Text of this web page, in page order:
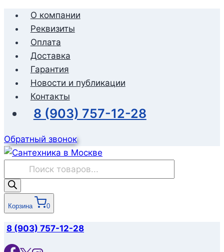
Перейти
содержимому
О компании
Реквизиты
Оплата
Доставка
Гарантия
Новости и публикации
Контакты
8 (903) 757-12-28
Обратный звонок
товаров
Корзина 0
8 (903) 757-12-28